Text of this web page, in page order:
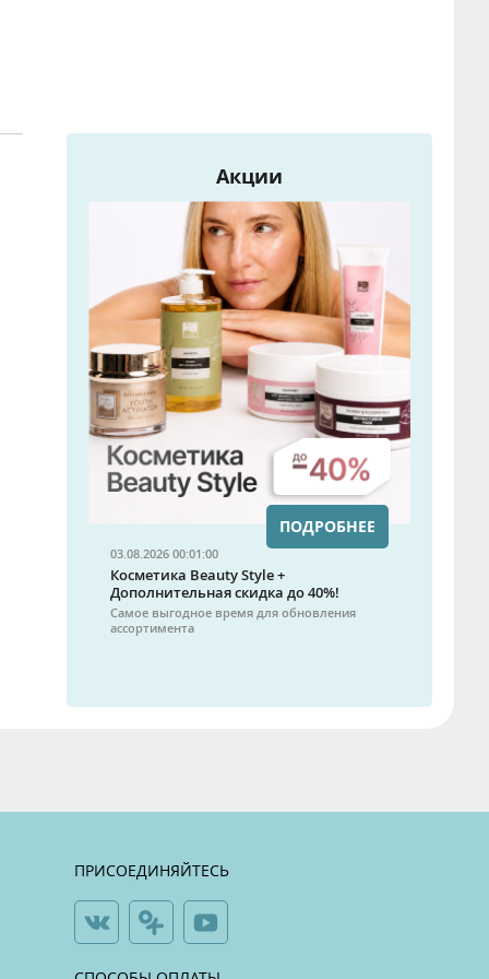
Акции
03.08.2026 00:01:00
Косметика Beauty Style +
Дополнительная скидка до 40%!
Самое выгодное время для обновления
ассортимента
ПОДРОБНЕЕ
ПРИСОЕДИНЯЙТЕСЬ